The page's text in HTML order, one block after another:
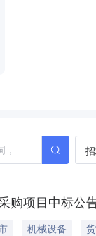
购项目中标公
机械设备